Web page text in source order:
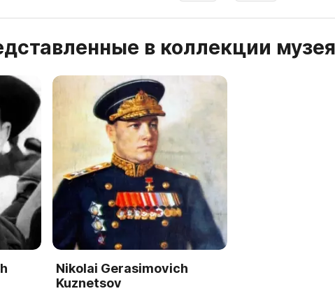
в коллекции музея
Nikolai Gerasimovich
Kuznetsov